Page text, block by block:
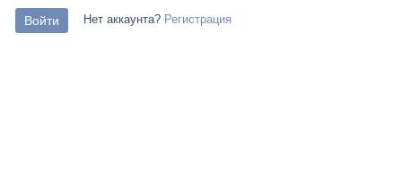
Нет аккаунта? Регистрация